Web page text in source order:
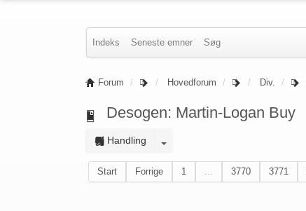
Indeks Seneste emner Søg
Forum Hovedforum Div.
Desogen: Martin-Logan Buy
Handling
Start Forrige 1 ... 3770 3771